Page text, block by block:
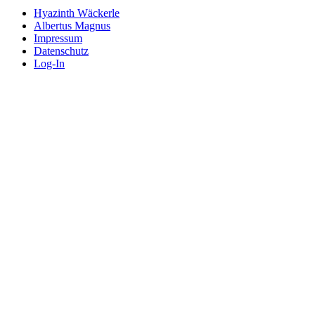
Hyazinth Wäckerle
Albertus Magnus
Impressum
Datenschutz
Log-In